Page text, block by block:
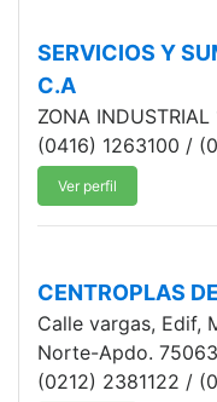
SERVICIOS Y
C.A
ZONA INDUSTRIAL
(0416) 1263100 /
Ver perfil
CENTROPLAS
Calle vargas, Edif,
Norte-Apdo. 75063
(0212) 2381122 /